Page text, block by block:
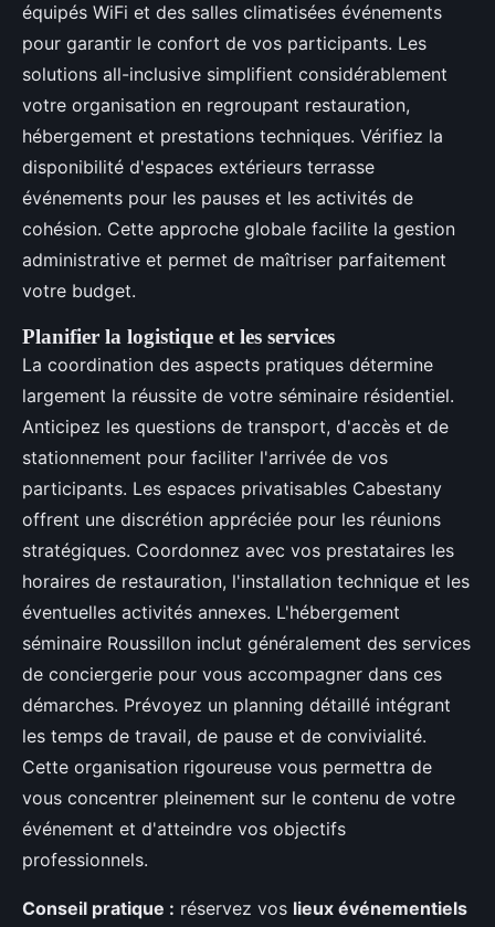
équipés WiFi et des salles climatisées événements
pour garantir le confort de vos participants. Les
solutions all-inclusive simplifient considérablement
votre organisation en regroupant restauration,
hébergement et prestations techniques. Vérifiez la
disponibilité d'espaces extérieurs terrasse
événements pour les pauses et les activités de
cohésion. Cette approche globale facilite la gestion
administrative et permet de maîtriser parfaitement
votre budget.
Planifier la logistique et les services
La coordination des aspects pratiques détermine
largement la réussite de votre séminaire résidentiel.
Anticipez les questions de transport, d'accès et de
stationnement pour faciliter l'arrivée de vos
participants. Les espaces privatisables Cabestany
offrent une discrétion appréciée pour les réunions
stratégiques. Coordonnez avec vos prestataires les
horaires de restauration, l'installation technique et les
éventuelles activités annexes. L'hébergement
séminaire Roussillon inclut généralement des services
de conciergerie pour vous accompagner dans ces
démarches. Prévoyez un planning détaillé intégrant
les temps de travail, de pause et de convivialité.
Cette organisation rigoureuse vous permettra de
vous concentrer pleinement sur le contenu de votre
événement et d'atteindre vos objectifs
professionnels.
Conseil pratique : réservez vos lieux événementiels